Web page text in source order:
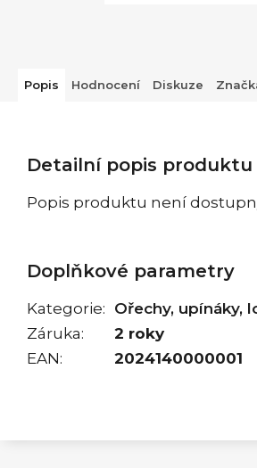
Popis Hodnocení Diskuze
Detailní popis produktu
Popis produktu není
Doplňkové parametry
Kategorie: Ořechy, upínáky,
Záruka:
2 roky
EAN: 2024140000001